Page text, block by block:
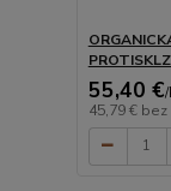
55,40 €/
45,79 € bez